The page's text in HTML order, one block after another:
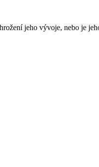
jeho vývoje, nebo je